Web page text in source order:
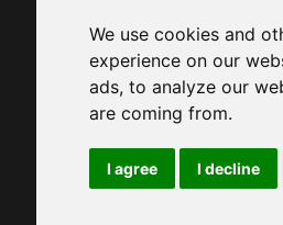
We use cookies and
experience on our
ads, to analyze our
are coming from.
I agree I decline